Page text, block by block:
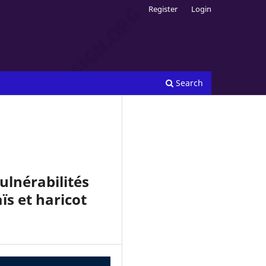
Search
Register Login
et haricot